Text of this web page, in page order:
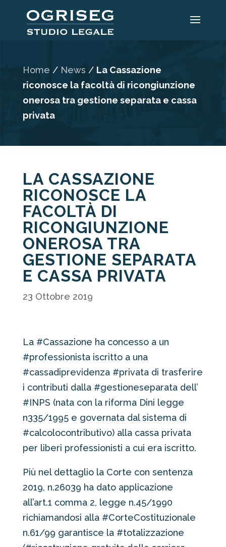
Home / News / La Cassazione
riconosce la facoltà di ricongiunzione
onerosa tra gestione separata e cassa
privata
LA CASSAZIONE
RICONOSCE LA
FACOLTÀ DI
RICONGIUNZIONE
ONEROSA TRA
GESTIONE SEPARATA
E CASSA PRIVATA
23 Ottobre 2019
La #Cassazione ha concesso a un
#professionista iscritto a una
#cassadiprevidenza #privata di trasferire
i contributi dalla #gestioneseparata dell’
#INPS (nata con la riforma Dini legge
n335/1995 e governata dal sistema di
#calcolocontributivo) alla cassa privata
per liberi professionisti a cui era iscritto.
Più nel dettaglio la Corte con sentenza
2019, n.26039 ha dato applicazione
all’art.1 comma 2, legge n.45/1990
richiamandosi alla #CorteCostituzionale
n.61/99 garantisce la #totalizzazione